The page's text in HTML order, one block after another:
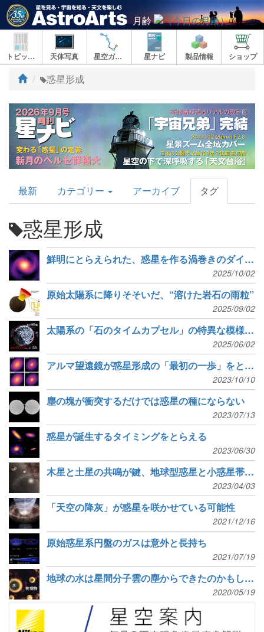
月齢
トピックス 天体写真 星空ガイド 星ナビ 製品情報 ショップ
ト
プ
惑星形成
AstroArts
Topics
最新 カテゴリー アーカイブ タグ
惑星形成
鮮明にとらえられた、惑星を作る渦巻きのダイナミックな動き
2025/10/02
原始太陽系に降りそそいだ、“溶けた岩石の雨粒”
2025/09/02
太陽系の「⽯のタイムカプセル」の特異な模様をシミュレーションで再現
2025/06/02
アルマ望遠鏡が惑星形成の「最初の一歩」をとらえた
2023/10/10
塵の塊が衝突するだけでは惑星の種にならない
2023/07/13
惑星が誕生するタイミングをとらえる
2023/06/30
木星と土星の共鳴が鍵、地球型惑星と小惑星帯形成の統一シナリオ
2023/04/03
「天空の降灰」が惑星を咲かせている可能性
2021/12/16
原始惑星系円盤のガスは意外と長持ち
2021/07/19
地球の水は星間分子雲の塵からできたのかもしれない
2020/05/19